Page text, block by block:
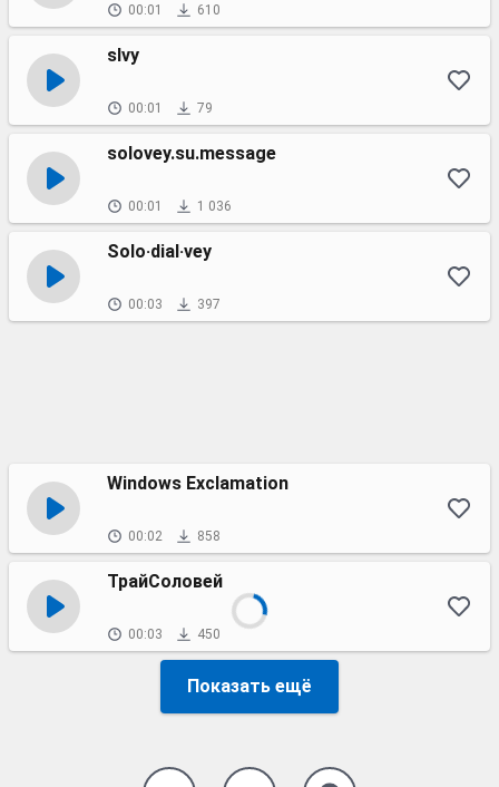
00:01 610
slvy
00:01 79
solovey.su.message
00:01 1 036
Solo·dial·vey
00:03 397
Windows Exclamation
00:02 858
ТрайСоловей
00:03 450
Показать ещё